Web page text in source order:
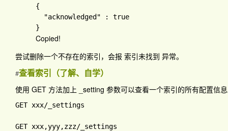
{
"acknowledged"
:
Copied!
尝试删除一个不存在的索引，会报 索引未找到 异常。
#查看索引（了解、自学）
使用 GET 方法加上 _setting 参数可以查看一个索引的所有配置信
GET xxx/_settings
GET xxx,yyy,zzz/_settings